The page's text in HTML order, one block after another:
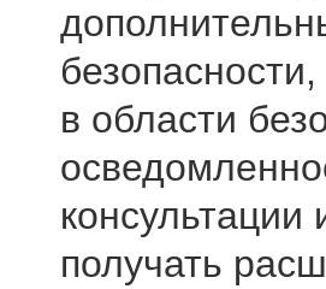
в области
получать